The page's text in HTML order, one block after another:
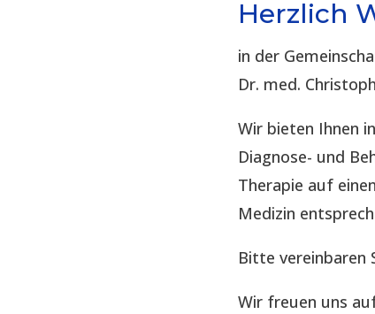
Herzlich
in der
Dr. med.
Wir bieten Ihnen
Diagnose- und
Therapie auf
Medizin
Bitte vereinbaren
Wir freuen uns